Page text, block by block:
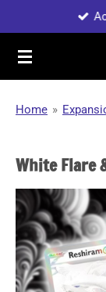
naar
de
hoofdinhoud
Home »
White Flare